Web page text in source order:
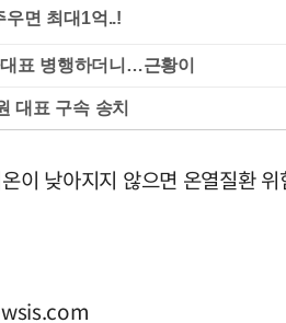
표 병행하더니…근황이
대표 구속 송치
이 낮아지지 않으면 온열질환